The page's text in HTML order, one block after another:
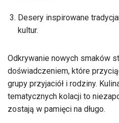
Desery inspirowane
kultur.
Odkrywanie nowych smaków
doświadczeniem, które
grupy przyjaciół i rodziny.
tematycznych kolacji to
zostają w pamięci na długo.